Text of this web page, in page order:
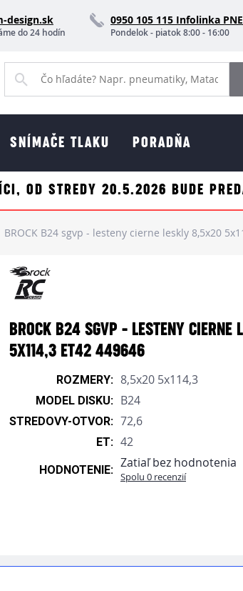
design.sk
do 24 hodín
0950 105 115 Infolinka
Pondelok - piatok 8:00 - 16:00
SNÍMAČE TLAKU PORADŇA
OD STREDY 20.5.2026 BUDE
BROCK B24 sgvp - lesteny cierne leskly 8,5x20
BROCK B24 SGVP - LESTENY CIERNE
5X114,3 ET42 449646
ROZMERY: 8,5x20 5x114,3
MODEL DISKU: B24
STREDOVY-OTVOR: 72,6
ET: 42
HODNOTENIE: Zatiaľ bez hodnotenia
Spolu 0 recenzií